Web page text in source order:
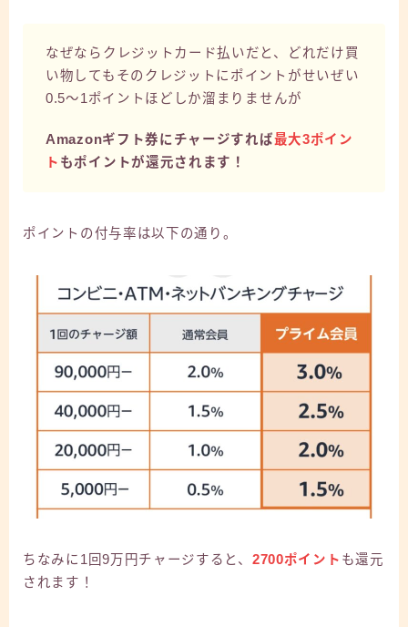
なぜならクレジットカード払いだと、どれだけ買
い物してもそのクレジットにポイントがせいぜい
0.5～1ポイントほどしか溜まりませんが
Amazonギフト券にチャージすれば最大3ポイン
ト もポイントが還元されます！
ポイントの付与率は以下の通り。
ちなみに1回9万円チャージすると、 2700ポイント も還元
されます！